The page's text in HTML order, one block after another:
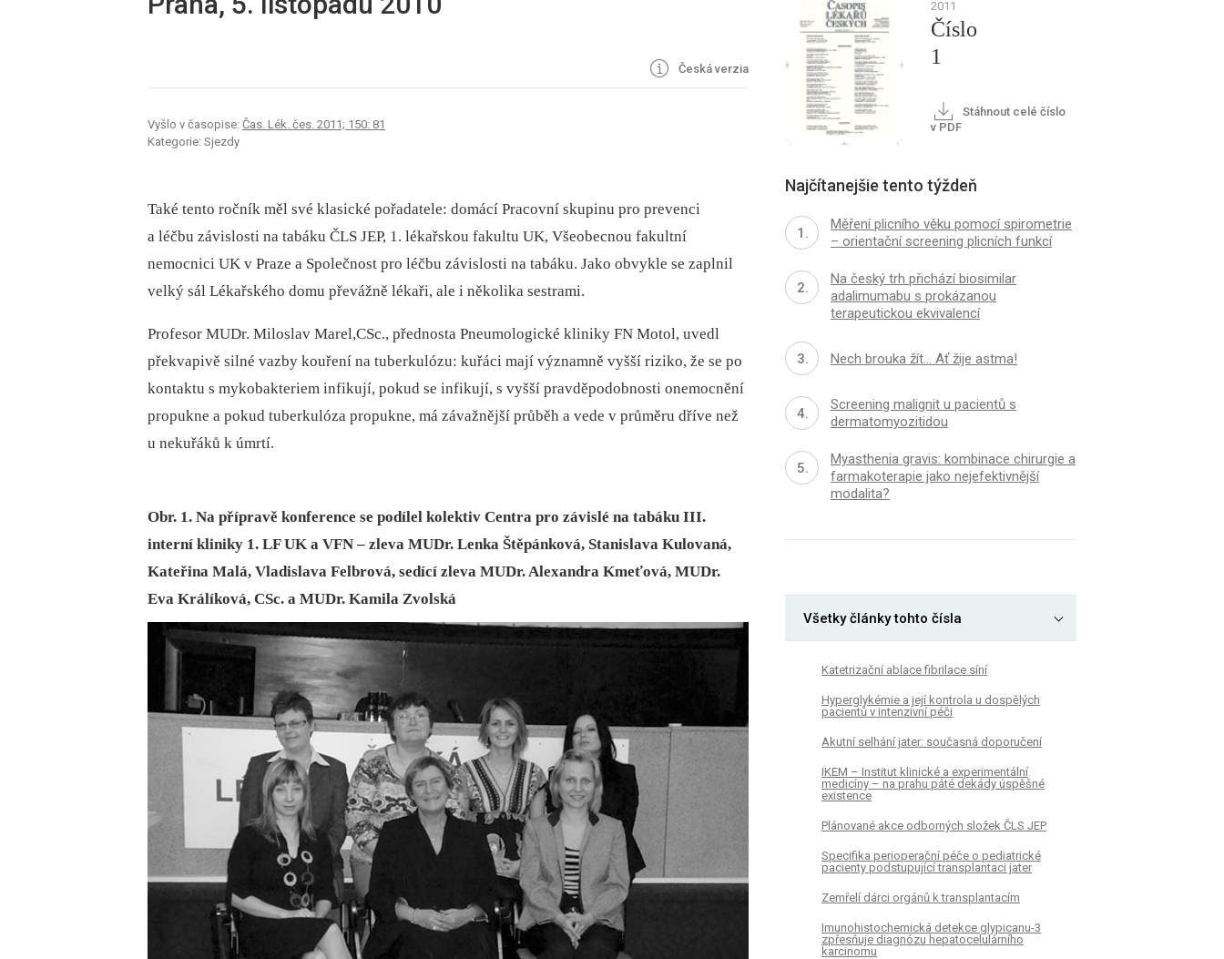
Česká verzia
Vyšlo v časopise: Čas. Lék. čes. 2011; 150: 81
Kategorie: Sjezdy
Také tento ročník měl své klasické pořadatele: domácí Pracovní skupinu pro prevenci
a léčbu závislosti na tabáku ČLS JEP, 1. lékařskou fakultu UK, Všeobecnou fakultní
nemocnici UK v Praze a Společnost pro léčbu závislosti na tabáku. Jako obvykle se zaplnil
velký sál Lékařského domu převážně lékaři, ale i několika sestrami.
Profesor MUDr. Miloslav Marel,CSc., přednosta Pneumologické kliniky FN Motol, uvedl
překvapivě silné vazby kouření na tuberkulózu: kuřáci mají významně vyšší riziko, že se po
kontaktu s mykobakteriem infikují, pokud se infikují, s vyšší pravděpodobnosti onemocnění
propukne a pokud tuberkulóza propukne, má závažnější průběh a vede v průměru dříve než
u nekuřáků k úmrtí.
Obr. 1. Na přípravě konference se podílel kolektiv Centra pro závislé na tabáku III.
interní kliniky 1. LF UK a VFN – zleva MUDr. Lenka Štěpánková, Stanislava Kulovaná,
Kateřina Malá, Vladislava Felbrová, sedící zleva MUDr. Alexandra Kmeťová, MUDr.
Eva Králíková, CSc. a MUDr. Kamila Zvolská
2011
Číslo
1
Stáhnout celé číslo
v PDF
Najčítanejšie tento týždeň
Měření plicního věku pomocí spirometrie
– orientační screening plicních funkcí
Na český trh přichází biosimilar
adalimumabu s prokázanou
terapeutickou ekvivalencí
Nech brouka žít… Ať žije astma!
Screening malignit u pacientů s
dermatomyozitidou
Myasthenia gravis: kombinace chirurgie a
farmakoterapie jako nejefektivnější
modalita?
Všetky články tohto čísla
Katetrizační ablace fibrilace síní
Hyperglykémie a její kontrola u dospělých
pacientů v intenzivní péči
Akutní selhání jater: současná doporučení
IKEM – Institut klinické a experimentální
medicíny – na prahu páté dekády úspěšné
existence
Plánované akce odborných složek ČLS JEP
Specifika perioperační péče o pediatrické
pacienty podstupující transplantaci jater
Zemřelí dárci orgánů k transplantacím
Imunohistochemická detekce glypicanu-3
zpřesňuje diagnózu hepatocelulárního
karcinomu